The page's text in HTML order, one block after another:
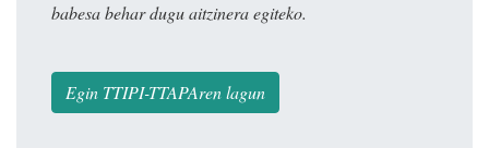
babesa behar dugu aitzinera egiteko.
Egin TTIPI-TTAPAren lagun